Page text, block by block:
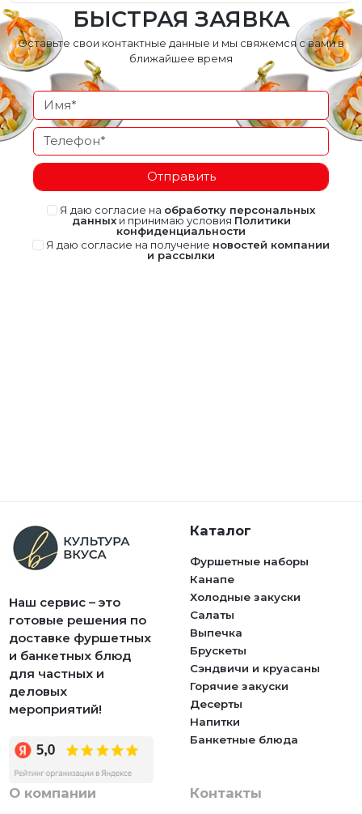
БЫСТРАЯ ЗАЯВКА
Оставьте свои контактные данные и мы свяжемся с вами в
ближайшее время
Отправить
Я даю согласие на обработку персональных
данныхи принимаю условия Политики
конфиденциальности
Я даю согласие на получение новостей компании
и рассылки
Наш сервис – это
готовые решения по
доставке фуршетных
и банкетных блюд
для частных и
деловых
мероприятий!
Каталог
Фуршетные наборы
Канапе
Холодные закуски
Салаты
Выпечка
Брускеты
Сэндвичи и круасаны
Горячие закуски
Десерты
Напитки
Банкетные блюда
О компании Контакты